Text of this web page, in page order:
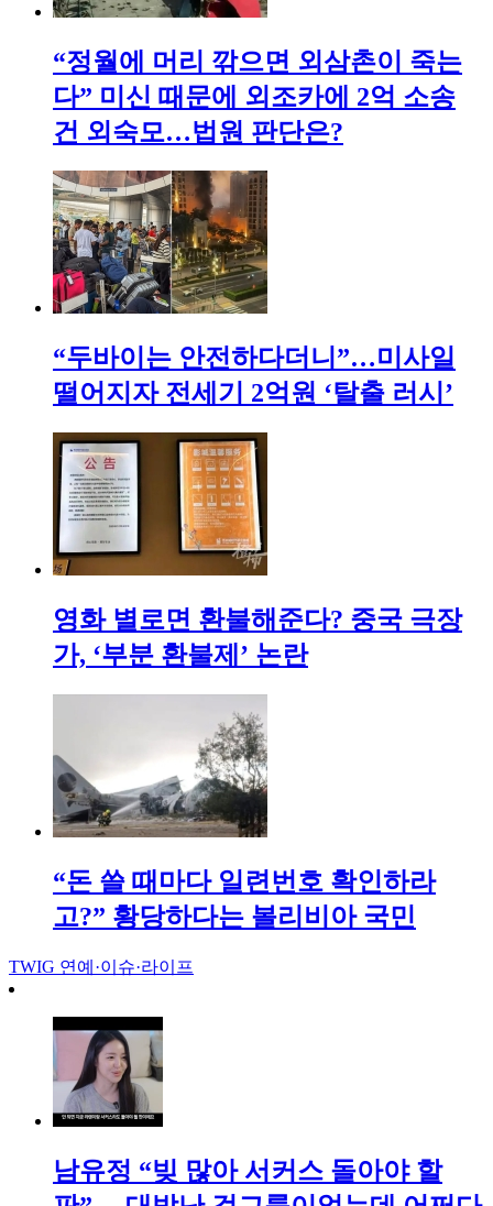
“정월에 머리 깎으면 외삼촌이 죽는
다” 미신 때문에 외조카에 2억 소송
건 외숙모…법원 판단은?
“두바이는 안전하다더니”…미사일
떨어지자 전세기 2억원 ‘탈출 러시’
영화 별로면 환불해준다? 중국 극장
가, ‘부분 환불제’ 논란
“돈 쓸 때마다 일련번호 확인하라
고?” 황당하다는 볼리비아 국민
TWIG 연예·이슈·라이프
남유정 “빚 많아 서커스 돌아야 할